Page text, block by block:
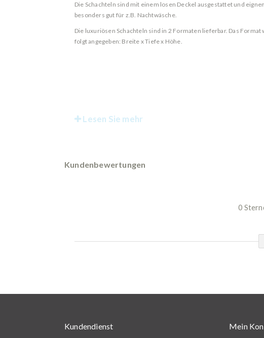
Die Schachteln sind mit einem losen Deckel ausgestattet und
besonders gut für z.B. Nachtwäsche.
Die luxuriösen Schachteln sind in 2 Formaten lieferbar. Das Format
folgt angegeben: Breite x Tiefe x Höhe.
Lesen Sie mehr
Kundenbewertungen
0
Kundendienst Mein